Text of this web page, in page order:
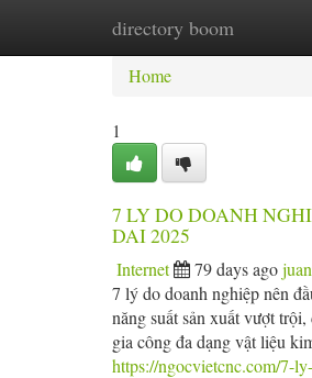
directory boom
Home New Site
Home
1
7 LY DO DOANH
DAI 2025
Internet 79 days ago
7 lý do doanh nghiệp nên
năng suất sản xuất vượt
gia công đa dạng vật liệu
https://ngocvietcnc.com/7-